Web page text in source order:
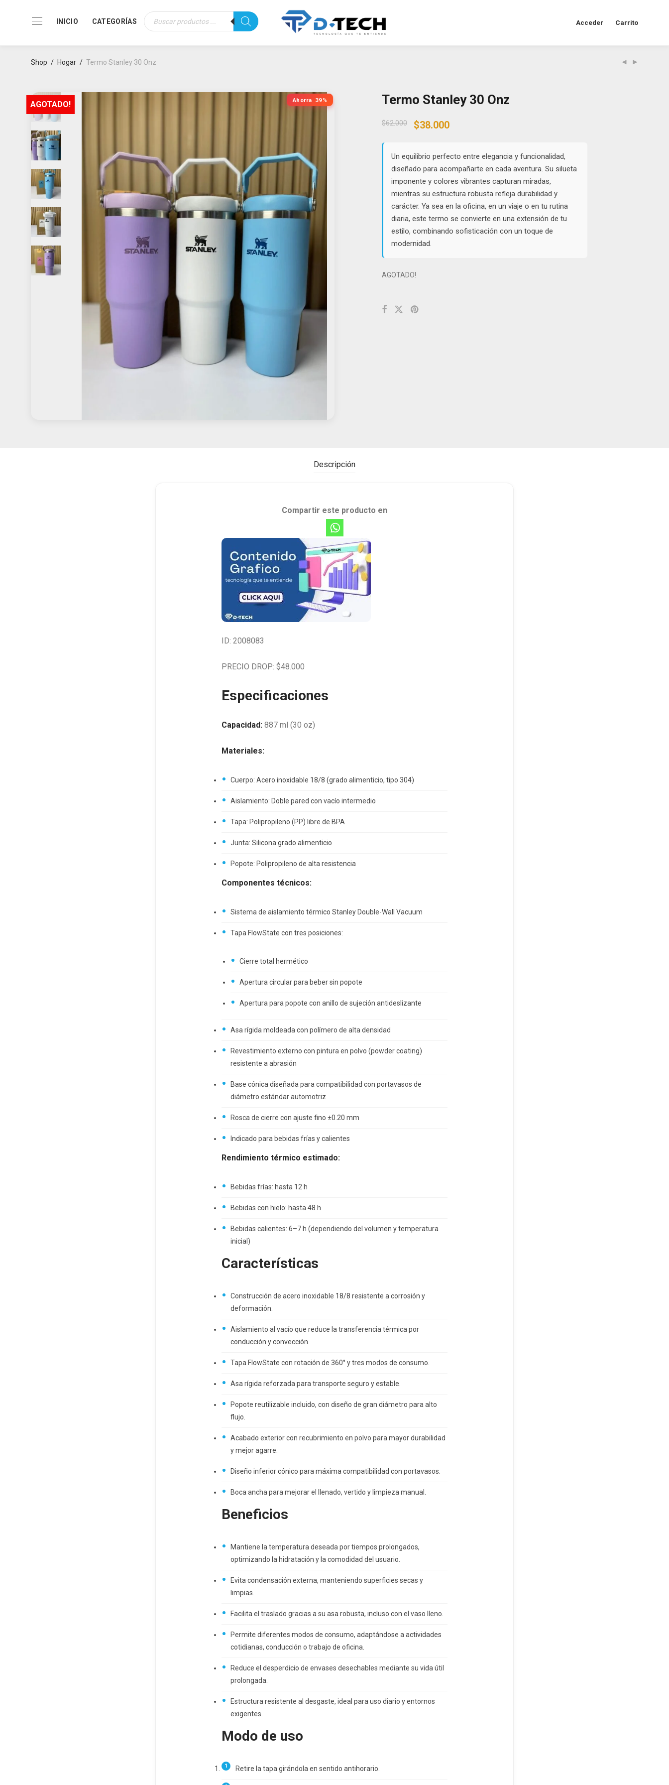
INICIO CATEGORÍAS
Búsqueda
de
Acceder Carrito
Shop / Hogar / Termo Stanley 30 Onz
Ahorra 39%
AGOTADO! Termo Stanley 30 Onz
$62.000
Original
$62.000.
$38.000Current
$38.000.
Un equilibrio perfecto entre elegancia y funcionalidad,
diseñado para acompañarte en cada aventura. Su silueta
imponente y colores vibrantes capturan miradas,
mientras su estructura robusta refleja durabilidad y
carácter. Ya sea en la oficina, en un viaje o en tu rutina
diaria, este termo se convierte en una extensión de tu
estilo, combinando sofisticación con un toque de
modernidad.
AGOTADO!
Descripción
Compartir este producto en
ID: 2008083
PRECIO DROP: $48.000
Especificaciones
Capacidad: 887 ml (30 oz)
Materiales:
Cuerpo: Acero inoxidable 18/8 (grado alimenticio, tipo 304)
Aislamiento: Doble pared con vacío intermedio
Tapa: Polipropileno (PP) libre de BPA
Junta: Silicona grado alimenticio
Popote: Polipropileno de alta resistencia
Componentes técnicos:
Sistema de aislamiento térmico Stanley Double-Wall Vacuum
Tapa FlowState con tres posiciones:
Cierre total hermético
Apertura circular para beber sin popote
Apertura para popote con anillo de sujeción antideslizante
Asa rígida moldeada con polímero de alta densidad
Revestimiento externo con pintura en polvo (powder coating)
resistente a abrasión
Base cónica diseñada para compatibilidad con portavasos de
diámetro estándar automotriz
Rosca de cierre con ajuste fino ±0.20 mm
Indicado para bebidas frías y calientes
Rendimiento térmico estimado:
Bebidas frías: hasta 12 h
Bebidas con hielo: hasta 48 h
Bebidas calientes: 6–7 h (dependiendo del volumen y temperatura
inicial)
Características
Construcción de acero inoxidable 18/8 resistente a corrosión y
deformación.
Aislamiento al vacío que reduce la transferencia térmica por
conducción y convección.
Tapa FlowState con rotación de 360° y tres modos de consumo.
Asa rígida reforzada para transporte seguro y estable.
Popote reutilizable incluido, con diseño de gran diámetro para alto
flujo.
Acabado exterior con recubrimiento en polvo para mayor durabilidad
y mejor agarre.
Diseño inferior cónico para máxima compatibilidad con portavasos.
Boca ancha para mejorar el llenado, vertido y limpieza manual.
Beneficios
Mantiene la temperatura deseada por tiempos prolongados,
optimizando la hidratación y la comodidad del usuario.
Evita condensación externa, manteniendo superficies secas y
limpias.
Facilita el traslado gracias a su asa robusta, incluso con el vaso lleno.
Permite diferentes modos de consumo, adaptándose a actividades
cotidianas, conducción o trabajo de oficina.
Reduce el desperdicio de envases desechables mediante su vida útil
prolongada.
Estructura resistente al desgaste, ideal para uso diario y entornos
exigentes.
Modo de uso
Retire la tapa girándola en sentido antihorario.